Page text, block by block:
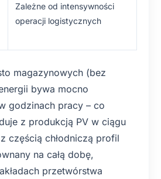
Zależne od intensywności
operacji logistycznych
magazynowych (bez
bywa mocno
godzinach pracy – co
z produkcją PV w ciągu
częścią chłodniczą profil
na całą dobę,
przetwórstwa